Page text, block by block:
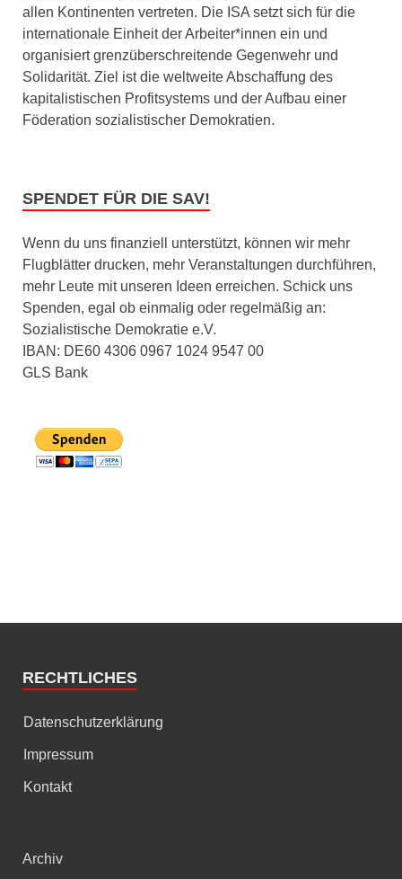
allen Kontinenten vertreten. Die ISA setzt sich für die
internationale Einheit der Arbeiter*innen ein und
organisiert grenzüberschreitende Gegenwehr und
Solidarität. Ziel ist die weltweite Abschaffung des
kapitalistischen Profitsystems und der Aufbau einer
Föderation sozialistischer Demokratien.
SPENDET FÜR DIE SAV!
Wenn du uns finanziell unterstützt, können wir mehr
Flugblätter drucken, mehr Veranstaltungen durchführen,
mehr Leute mit unseren Ideen erreichen. Schick uns
Spenden, egal ob einmalig oder regelmäßig an:
Sozialistische Demokratie e.V.
IBAN: DE60 4306 0967 1024 9547 00
GLS Bank
RECHTLICHES
Datenschutzerklärung
Impressum
Kontakt
Archiv